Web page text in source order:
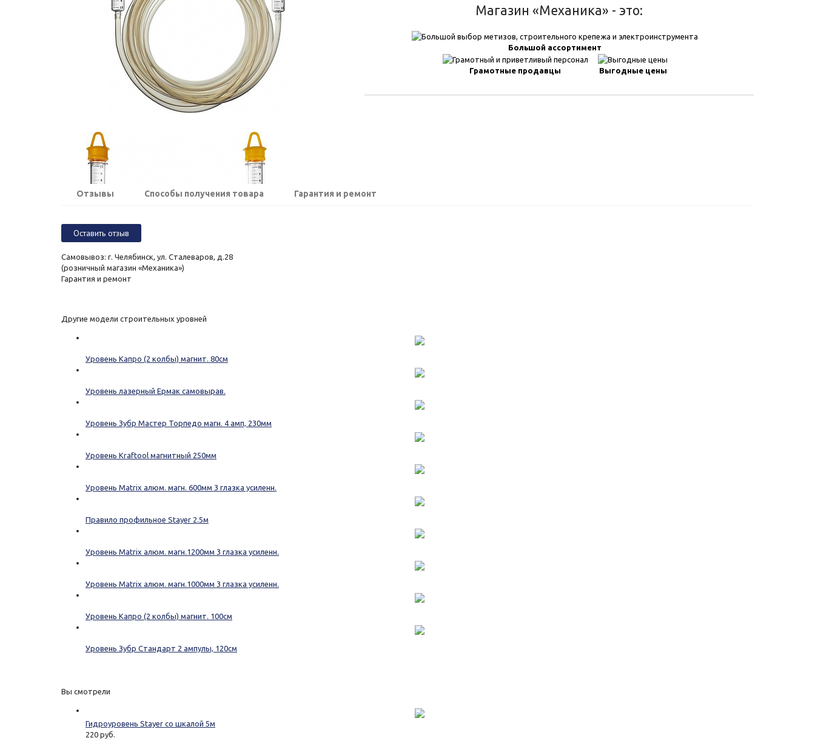
Магазин «Механика» - это:
Большой ассортимент
Грамотные продавцы Выгодные цены
Отзывы Способы получения товара Гарантия и ремонт
Оставить отзыв
Самовывоз: г. Челябинск, ул. Сталеваров, д.28
(розничный магазин «Механика»)
Гарантия и ремонт
Другие модели строительных уровней
Уровень Капро (2 колбы) магнит. 80см
Уровень лазерный Ермак самовырав.
Уровень Зубр Мастер Торпедо магн. 4 амп, 230мм
Уровень Kraftool магнитный 250мм
Уровень Matrix алюм. магн. 600мм 3 глазка усиленн.
Правило профильное Stayer 2.5м
Уровень Matrix алюм. магн.1200мм 3 глазка усиленн.
Уровень Matrix алюм. магн.1000мм 3 глазка усиленн.
Уровень Капро (2 колбы) магнит. 100см
Уровень Зубр Стандарт 2 ампулы, 120см
Вы смотрели
Гидроуровень Stayer со шкалой 5м
220 руб.